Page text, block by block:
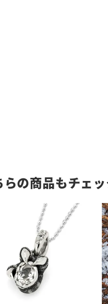
の商品もチェ